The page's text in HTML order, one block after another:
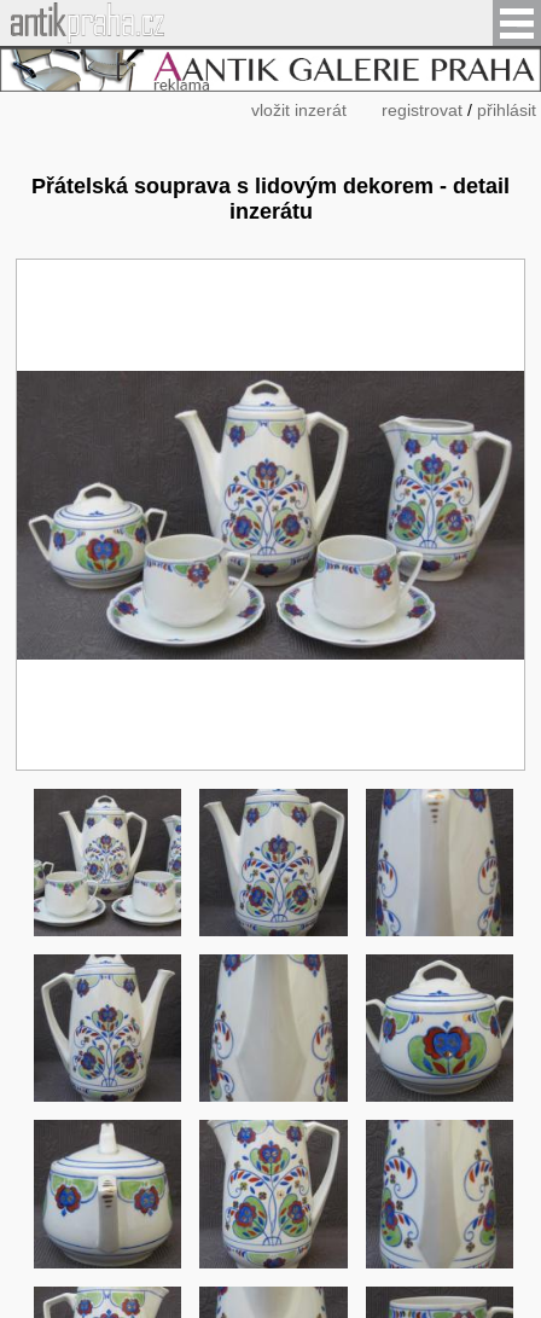
vložit inzerát registrovat/ přihlásit
Přátelská souprava s lidovým dekorem - detail
inzerátu